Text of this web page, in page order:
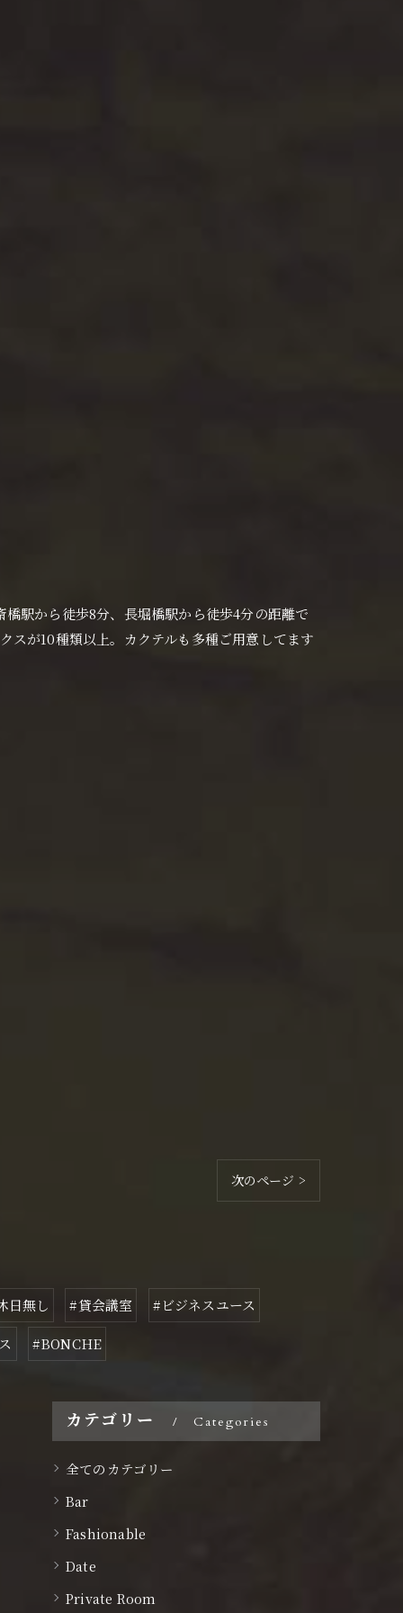
駅から徒歩8分、長堀橋駅から徒歩4分の距離で
スが10種類以上。カクテルも多種ご用意してます
次のページ >
日無し #貸会議室 #ビジネスユース
#BONCHE
カテゴリー Categories
全てのカテゴリー
Bar
Fashionable
Date
Private Room